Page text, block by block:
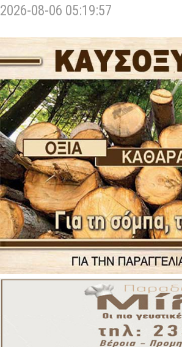
2026-08-06 05:19:57